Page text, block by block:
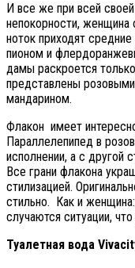
И все же при всей
непокорности,
ноток приходят
пионом и
дамы раскроется
представлены
мандарином.
Флакон имеет
Параллелепипед в
исполнении, а с другой
Все грани флакона
стилизацией.
стильно. Как и
случаются ситуации,
Туалетная вода